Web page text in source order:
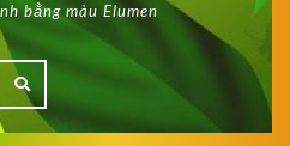
bằng màu Elumen